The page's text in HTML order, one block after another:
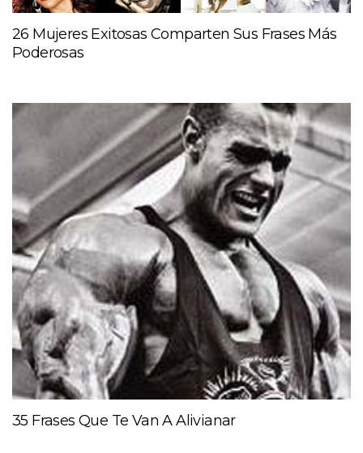
26 Mujeres Exitosas Comparten Sus Frases Más
Poderosas
35 Frases Que Te Van A Alivianar